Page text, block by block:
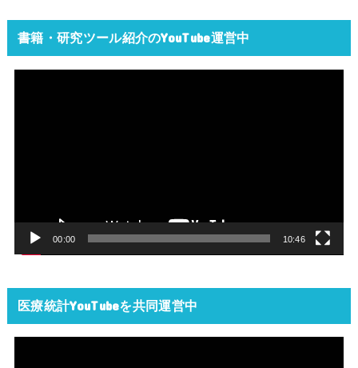
書籍・研究ツール紹介のYouTube運営中
00:00 10:46
医療統計YouTubeを共同運営中